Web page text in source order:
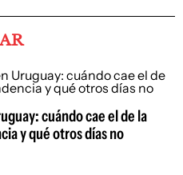
cuándo cae el de la
y qué otros días no